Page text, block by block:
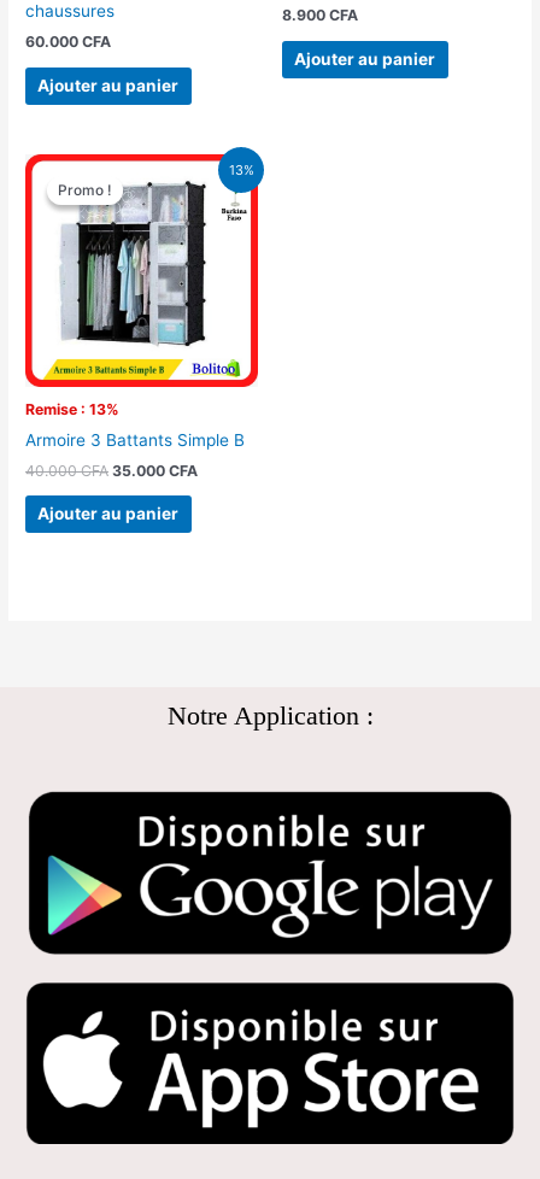
chaussures
60.000CFA
Ajouter au panier
8.900 CFA
Ajouter au panier
13%
Promo !
Remise : 13%
Promo !
Armoire 3 Battants Simple B
40.000CFA
Le
prix
initial
était :
40.000 CFA.
35.000CFA
Le
prix
actuel
est :
Ajouter au panier
Notre Application :